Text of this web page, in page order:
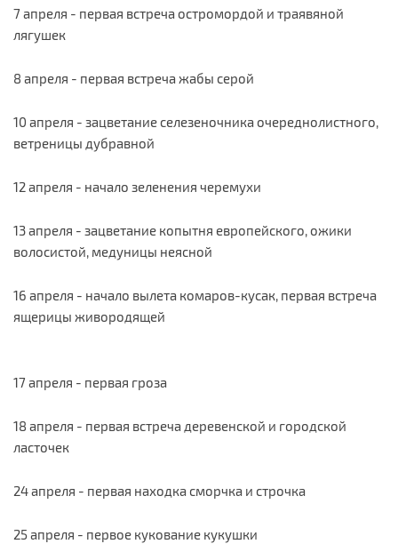
7 апреля - первая встреча остромордой и траявяной
лягушек
8 апреля - первая встреча жабы серой
10 апреля - зацветание селезеночника очереднолистного,
ветреницы дубравной
12 апреля - начало зеленения черемухи
13 апреля - зацветание копытня европейского, ожики
волосистой, медуницы неясной
16 апреля - начало вылета комаров-кусак, первая встреча
ящерицы живородящей
17 апреля - первая гроза
18 апреля - первая встреча деревенской и городской
ласточек
24 апреля - первая находка сморчка и строчка
25 апреля - первое кукование кукушки